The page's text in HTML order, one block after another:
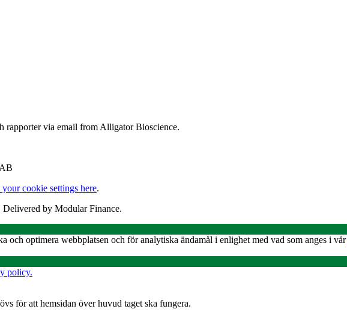
rapporter via email from Alligator Bioscience.
your cookie settings here.
Delivered by Modular Finance.
och optimera webbplatsen och för analytiska ändamål i enlighet med vad som anges i vår
policy.
för att hemsidan över huvud taget ska fungera.